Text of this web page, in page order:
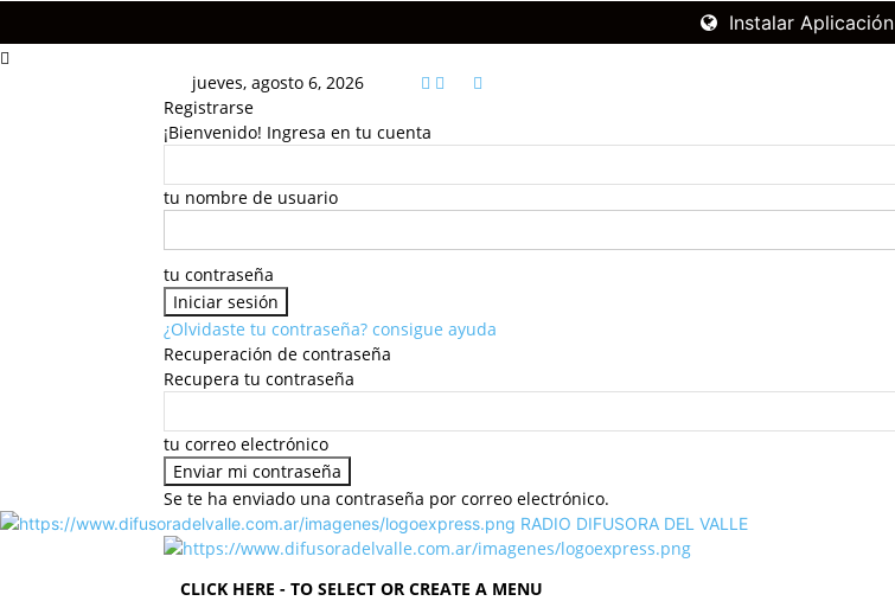
Instalar Aplicación
jueves, agosto 6, 2026
Registrarse
¡Bienvenido! Ingresa en tu cuenta
tu nombre de usuario
tu contraseña
¿Olvidaste tu contraseña? consigue ayuda
Recuperación de contraseña
Recupera tu contraseña
tu correo electrónico
Se te ha enviado una contraseña por correo electrónico.
RADIO DIFUSORA DEL VALLE
CLICK HERE - TO SELECT OR CREATE A MENU